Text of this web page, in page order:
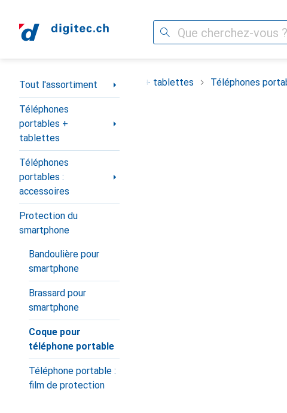
Recherche
Navigation par catégorie
Tout l'assortiment
Téléphones
portables +
tablettes
Téléphones
portables :
accessoires
Protection du
smartphone
Bandoulière pour
smartphone
Brassard pour
smartphone
Coque pour
téléphone portable
Téléphone portable :
film de protection
Téléphones portables + tablettes Téléphones